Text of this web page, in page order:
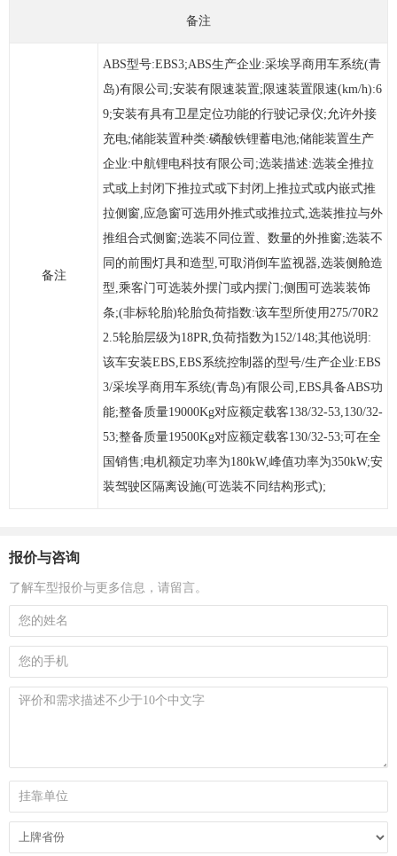
备注
备注
ABS型号:EBS3;ABS生产企业:采埃孚商用车系统(青
岛)有限公司;安装有限速装置;限速装置限速(km/h):6
9;安装有具有卫星定位功能的行驶记录仪;允许外接
充电;储能装置种类:磷酸铁锂蓄电池;储能装置生产
企业:中航锂电科技有限公司;选装描述:选装全推拉
式或上封闭下推拉式或下封闭上推拉式或内嵌式推
拉侧窗,应急窗可选用外推式或推拉式,选装推拉与外
推组合式侧窗;选装不同位置、数量的外推窗;选装不
同的前围灯具和造型,可取消倒车监视器,选装侧舱造
型,乘客门可选装外摆门或内摆门;侧围可选装装饰
条;(非标轮胎)轮胎负荷指数:该车型所使用275/70R2
2.5轮胎层级为18PR,负荷指数为152/148;其他说明:
该车安装EBS,EBS系统控制器的型号/生产企业:EBS
3/采埃孚商用车系统(青岛)有限公司,EBS具备ABS功
能;整备质量19000Kg对应额定载客138/32-53,130/32-
53;整备质量19500Kg对应额定载客130/32-53;可在全
国销售;电机额定功率为180kW,峰值功率为350kW;安
装驾驶区隔离设施(可选装不同结构形式);
报价与咨询
了解车型报价与更多信息，请留言。